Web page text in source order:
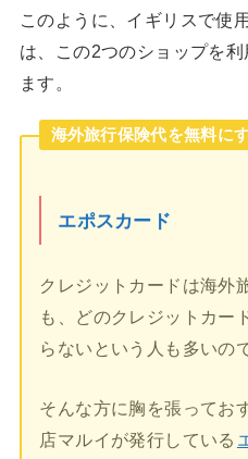
このように、イギリスで使
は、この2つのショップを
ます。
海外旅行保険代を無料に
エポスカード
クレジットカードは海外
も、どのクレジットカー
らないという人も多いの
そんな方に胸を張ってお
店マルイが発行している